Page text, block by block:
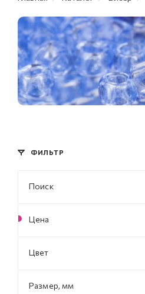
ФИЛЬТР
Поиск
Цена
Цвет
Размер, мм